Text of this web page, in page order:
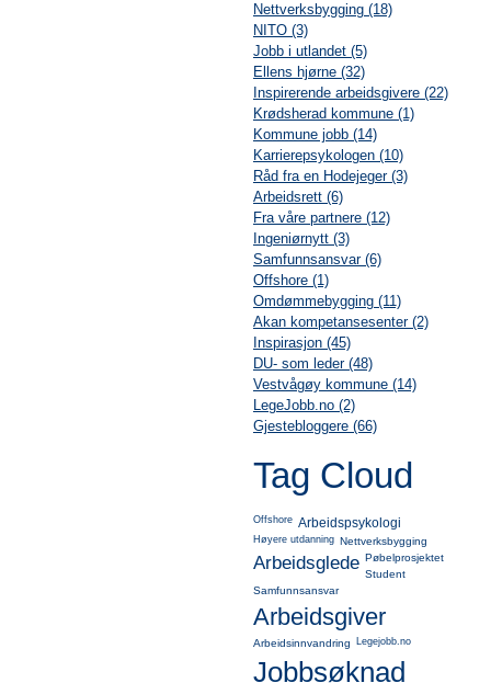
Nettverksbygging (18)
NITO (3)
Jobb i utlandet (5)
Ellens hjørne (32)
Inspirerende arbeidsgivere (22)
Krødsherad kommune (1)
Kommune jobb (14)
Karrierepsykologen (10)
Råd fra en Hodejeger (3)
Arbeidsrett (6)
Fra våre partnere (12)
Ingeniørnytt (3)
Samfunnsansvar (6)
Offshore (1)
Omdømmebygging (11)
Akan kompetansesenter (2)
Inspirasjon (45)
DU- som leder (48)
Vestvågøy kommune (14)
LegeJobb.no (2)
Gjestebloggere (66)
Tag Cloud
Offshore Arbeidspsykologi
Høyere utdanning Nettverksbygging
Arbeidsglede Pøbelprosjektet
Student
Samfunnsansvar
Arbeidsgiver
Arbeidsinnvandring Legejobb.no
Jobbsøknad